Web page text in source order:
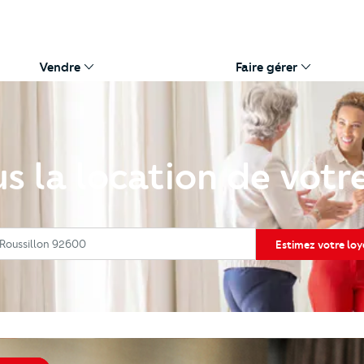
Vendre Faire gérer
la location de
92600 Estimez votre